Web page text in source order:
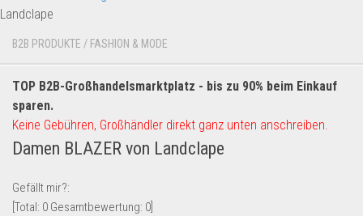
Geschäft, Büro & Schreibwaren
Geschenkartikel
Handy und Smartphone
Kosmetik & Pflege
Lebensmittel & Getränke
Multimedia & Elektro
Münzen
Landclape
B2B PRODUKTE / FASHION & MODE
TOP B2B-Großhandelsmarktplatz - bis zu 90% beim Einkauf
sparen.
Keine Gebühren, Großhändler direkt ganz unten anschreiben.
Damen BLAZER von Landclape
Gefällt mir?:
[Total: 0 Gesamtbewertung: 0